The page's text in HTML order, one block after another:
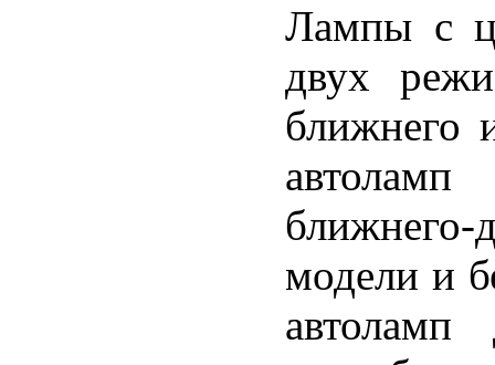
Лампы с
двух
ближнего
ближнего-
модели и
автоламп